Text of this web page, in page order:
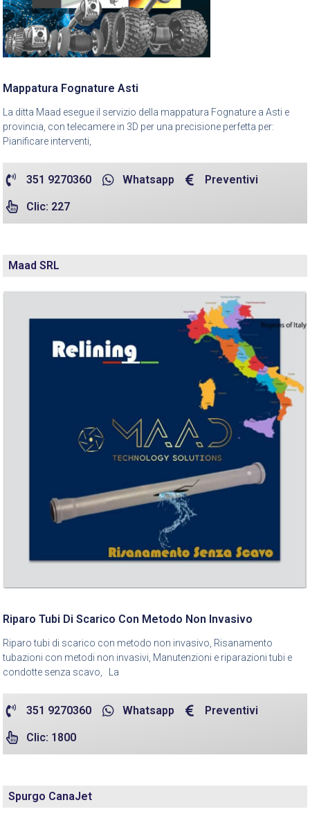
Mappatura Fognature Asti
La ditta Maad esegue il servizio della mappatura Fognature a Asti e
provincia, con telecamere in 3D per una precisione perfetta per:
Pianificare interventi,
351 9270360 Whatsapp Preventivi
Clic: 227
Maad SRL
Riparo Tubi Di Scarico Con Metodo Non Invasivo
Riparo tubi di scarico con metodo non invasivo, Risanamento
tubazioni con metodi non invasivi, Manutenzioni e riparazioni tubi e
condotte senza scavo, La
351 9270360 Whatsapp Preventivi
Clic: 1800
Spurgo CanaJet